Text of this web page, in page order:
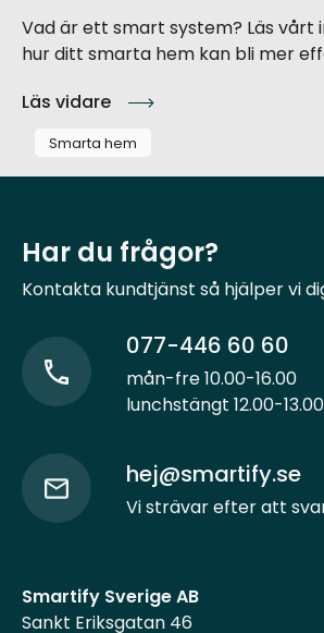
Vad är ett smart system? Läs vårt
hur ditt smarta hem kan bli mer
Läs vidare
Smarta hem
Har du frågor?
Kontakta kundtjänst så hjälper vi
077-446 60 60
mån-fre 10.00-16.00
lunchstängt 12.00-13.00
hej@smartify.se
Vi strävar efter att
Smartify Sverige AB
Sankt Eriksgatan 46